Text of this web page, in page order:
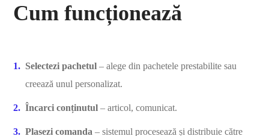
Cum funcționează
Selectezi pachetul – alege din pachetele prestabilite sau
creează unul personalizat.
Încarci conținutul – articol, comunicat.
Plasezi comanda – sistemul procesează și distribuie către